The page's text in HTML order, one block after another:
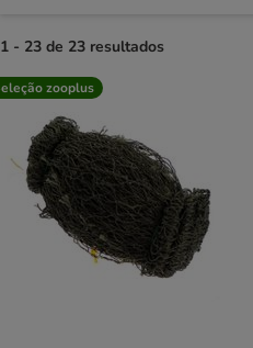
1 - 23 de 23 resultados
product items have been changed
zooplus